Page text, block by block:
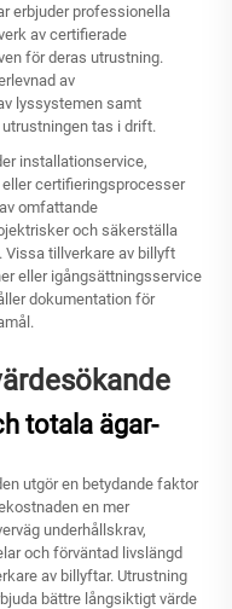
erbjuder professionella
av certifierade
för deras utrustning.
av
lyssystemen samt
tas i drift.
installationservice,
certifieringsprocesser
omfattande
och säkerställa
Vissa tillverkare av billyft
eller igångsättningsservice
dokumentation för
totala ägar-
utgör en betydande faktor
en mer
underhållskrav,
och förväntad livslängd
av billyftar. Utrustning
bättre långsiktigt värde